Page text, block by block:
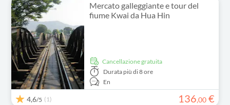
Mercato galleggiante e tour del
fiume Kwai da Hua Hin
Cancellazione gratuita
Durata più di 8 ore
En
4,6/5 (1) 136,00 €